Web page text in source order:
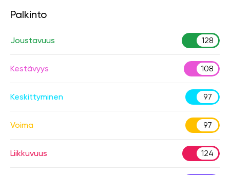
Palkinto
Joustavuus 128
Kestävyys 108
Keskittyminen 97
Voima 97
Liikkuvuus 124